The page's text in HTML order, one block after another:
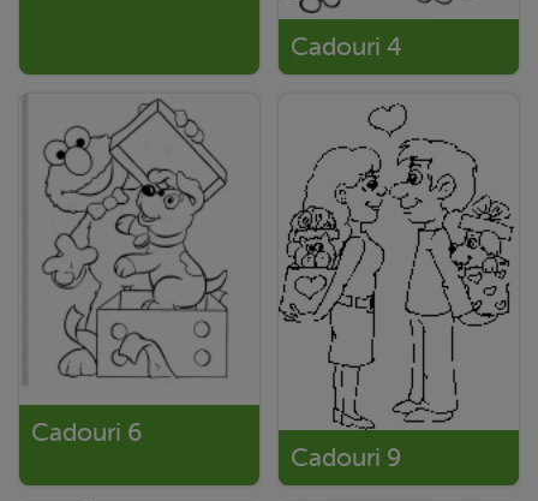
Cadouri 4
Cadouri 6
Cadouri 9